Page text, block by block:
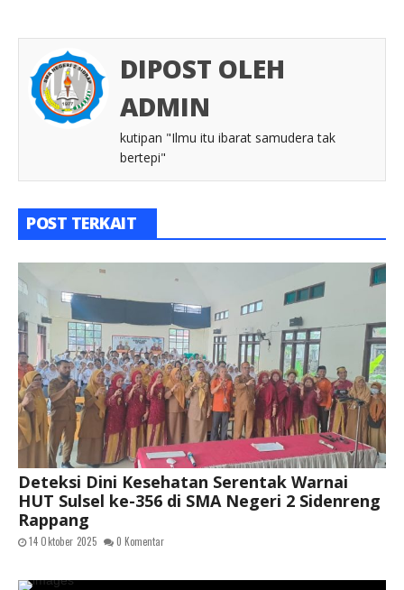
DIPOST OLEH
ADMIN
kutipan "Ilmu itu ibarat samudera tak
bertepi"
POST TERKAIT
Deteksi Dini Kesehatan Serentak Warnai
HUT Sulsel ke-356 di SMA Negeri 2 Sidenreng
Rappang
14 Oktober 2025 0 Komentar